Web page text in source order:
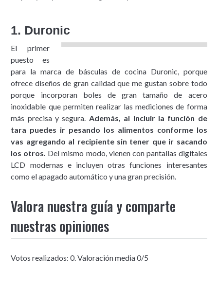
1. Duronic
El primer
puesto es
para la marca de básculas de cocina Duronic, porque
ofrece diseños de gran calidad que me gustan sobre todo
porque incorporan boles de gran tamaño de acero
inoxidable que permiten realizar las mediciones de forma
más precisa y segura. Además, al incluir la función de
tara puedes ir pesando los alimentos conforme los
vas agregando al recipiente sin tener que ir sacando
los otros. Del mismo modo, vienen con pantallas digitales
LCD modernas e incluyen otras funciones interesantes
como el apagado automático y una gran precisión.
Valora nuestra guía y comparte
nuestras opiniones
Votos realizados:0. Valoración media0/5